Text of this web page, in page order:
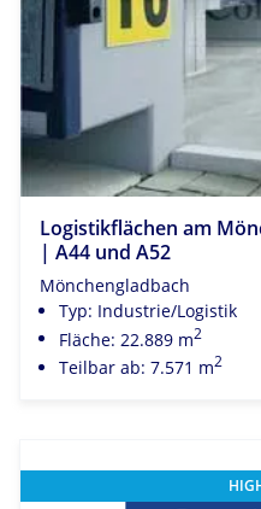
Logistikflächen am
| A44 und A52
Mönchengladbach
Typ: Industrie/Logistik
Fläche: 22.889 m2
Teilbar ab: 7.571 m2